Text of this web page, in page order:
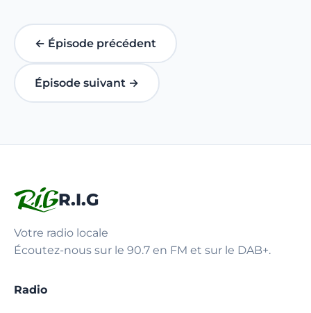
← Épisode précédent
Épisode suivant →
R.I.G
Votre radio locale
Écoutez-nous sur le 90.7 en FM et sur le DAB+.
Radio